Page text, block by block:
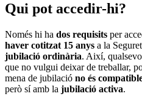
Qui pot accedir-hi?
Només hi ha dos requisits per
haver cotitzat 15 anys a la
jubilació ordinària. Així,
que no vulgui deixar de treballar,
mena de jubilació no és
però sí amb la jubilació activa.